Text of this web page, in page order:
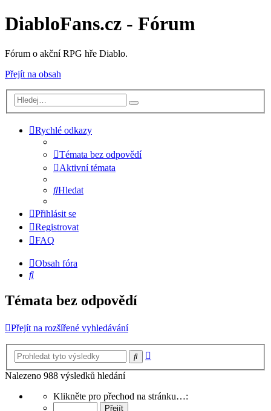
DiabloFans.cz - Fórum
Fórum o akční RPG hře Diablo.
Přejít na obsah
Rychlé odkazy
Témata bez odpovědí
Aktivní témata
Hledat
Přihlásit se
Registrovat
FAQ
Obsah fóra
Hledat
Témata bez odpovědí
Přejít na rozšířené vyhledávání
Hledat
Nalezeno 988 výsledků hledání
StránkaKlikněte pro přechod na stránku…: